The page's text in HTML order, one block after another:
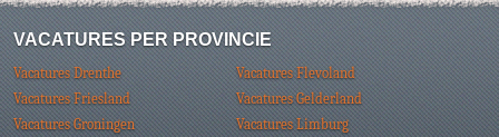
VACATURES PER PROVINCIE
Vacatures Drenthe
Vacatures Flevoland
Vacatures Friesland
Vacatures Gelderland
Vacatures Groningen
Vacatures Limburg